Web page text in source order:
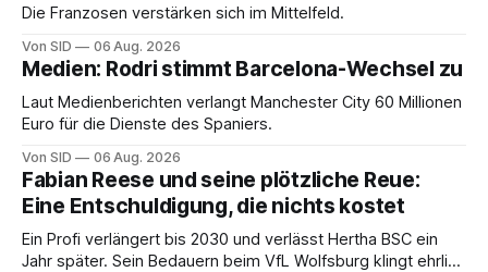
Die Franzosen verstärken sich im Mittelfeld.
Von SID 06 Aug. 2026
Medien: Rodri stimmt Barcelona-Wechsel zu
Laut Medienberichten verlangt Manchester City 60 Millionen
Euro für die Dienste des Spaniers.
Von SID 06 Aug. 2026
Fabian Reese und seine plötzliche Reue:
Eine Entschuldigung, die nichts kostet
Ein Profi verlängert bis 2030 und verlässt Hertha BSC ein
Jahr später. Sein Bedauern beim VfL Wolfsburg klingt ehrlich